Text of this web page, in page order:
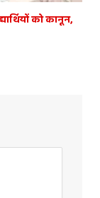
को कानून,